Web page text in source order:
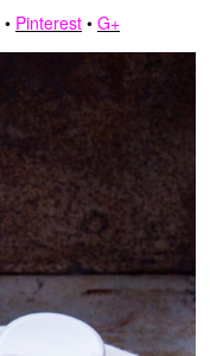
• Pinterest • G+